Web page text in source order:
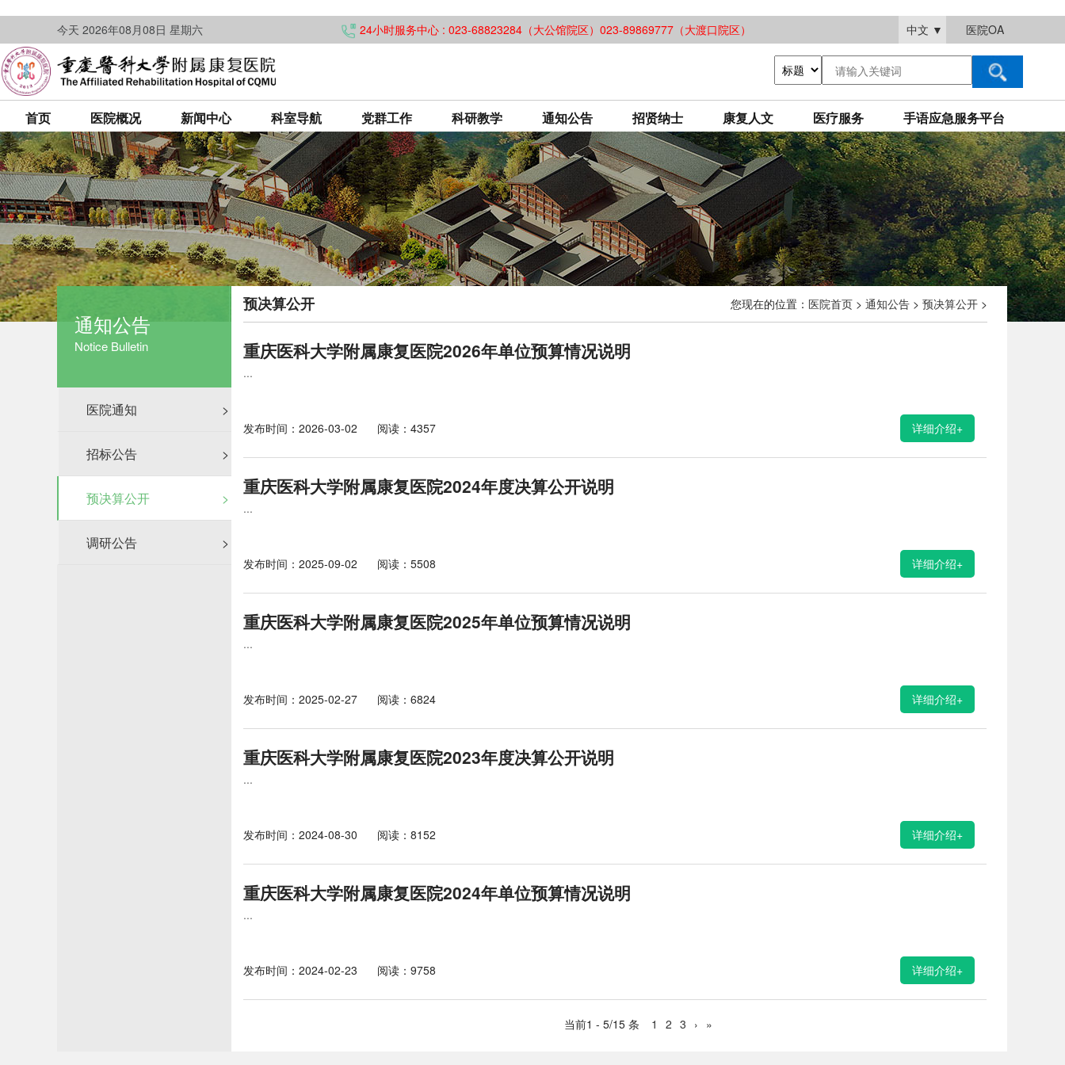
今天 2026年08月08日 星期六 24小时服务中心 : 023-68823284（大公馆院区）023-89869777（大渡口院区） 中文 ▼ 医院OA
首页 医院概况 新闻中心 科室导航 党群工作 科研教学 通知公告 招贤纳士 康复人文 医疗服务 手语应急服务平台
通知公告
Notice Bulletin
医院通知 >
招标公告 >
预决算公开 >
调研公告 >
预决算公开 您现在的位置： 医院首页 > 通知公告 > 预决算公开 >
重庆医科大学附属康复医院2026年单位预算情况说明
...
发布时间：2026-03-02 阅读：4357 详细介绍+
重庆医科大学附属康复医院2024年度决算公开说明
...
发布时间：2025-09-02 阅读：5508 详细介绍+
重庆医科大学附属康复医院2025年单位预算情况说明
...
发布时间：2025-02-27 阅读：6824 详细介绍+
重庆医科大学附属康复医院2023年度决算公开说明
...
发布时间：2024-08-30 阅读：8152 详细介绍+
重庆医科大学附属康复医院2024年单位预算情况说明
...
发布时间：2024-02-23 阅读：9758 详细介绍+
当前1 - 5/15 条 1 2 3 › »